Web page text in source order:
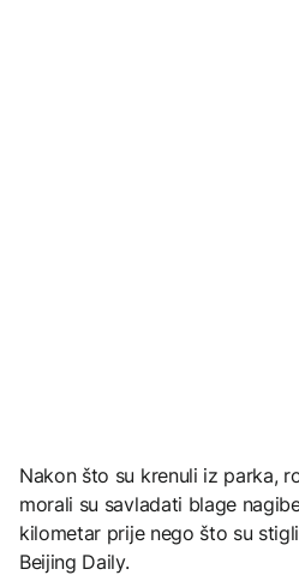
Nakon što su krenuli iz parka,
morali su savladati blage
kilometar prije nego što su
Beijing Daily.